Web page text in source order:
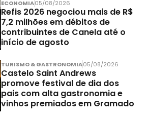
ECONOMIA05/08/2026
Refis 2026 negociou mais de R$
7,2 milhões em débitos de
contribuintes de Canela até o
início de agosto
TURISMO & GASTRONOMIA05/08/2026
Castelo Saint Andrews
promove festival de dia dos
pais com alta gastronomia e
vinhos premiados em Gramado